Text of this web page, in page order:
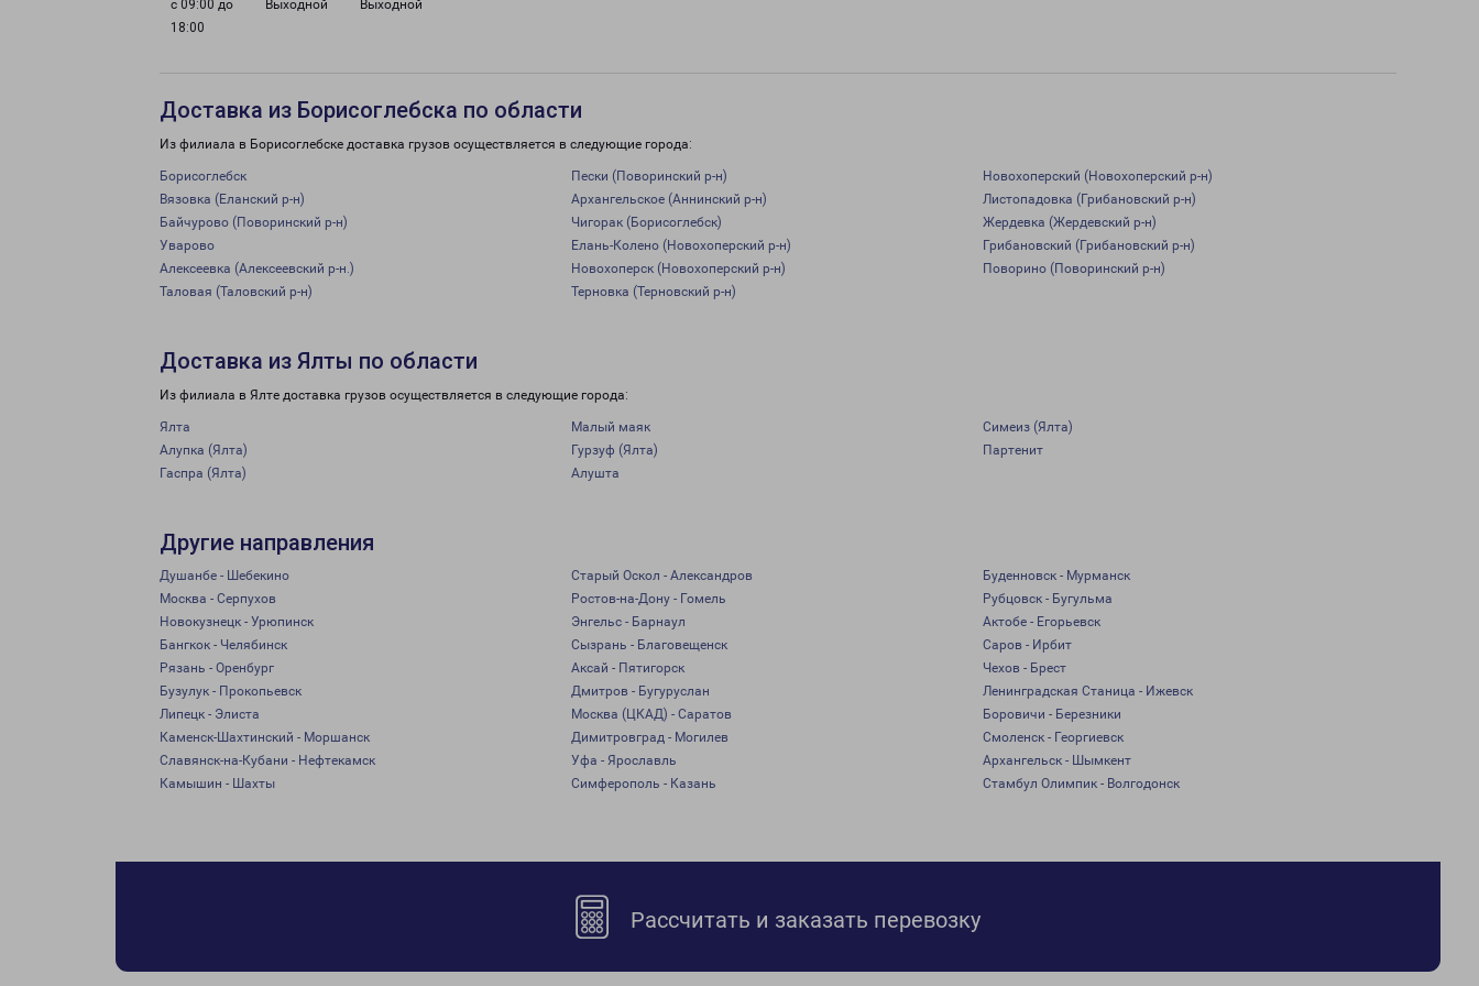
с 09:00 до
18:00
Выходной Выходной
Доставка из Борисоглебска по области
Из филиала в Борисоглебске доставка грузов осуществляется в следующие города:
Борисоглебск Пески (Поворинский р-н)
Новохоперский (Новохоперский р-н)
Вязовка (Еланский р-н)
Архангельское (Аннинский р-н)
Листопадовка (Грибановский р-н)
Байчурово (Поворинский р-н)
Чигорак (Борисоглебск)
Жердевка (Жердевский р-н)
Уварово
Елань-Колено (Новохоперский р-н)
Грибановский (Грибановский р-н)
Алексеевка (Алексеевский р-н.)
Новохоперск (Новохоперский р-н)
Поворино (Поворинский р-н)
Таловая (Таловский р-н)
Терновка (Терновский р-н)
Доставка из Ялты по области
Из филиала в Ялте доставка грузов осуществляется в следующие города:
Ялта Малый маяк
Симеиз (Ялта)
Алупка (Ялта)
Гурзуф (Ялта)
Партенит
Гаспра (Ялта)
Алушта
Другие направления
Душанбе - Шебекино Старый Оскол - Александров
Буденновск - Мурманск
Москва - Серпухов
Ростов-на-Дону - Гомель
Рубцовск - Бугульма
Новокузнецк - Урюпинск
Энгельс - Барнаул
Актобе - Егорьевск
Бангкок - Челябинск
Сызрань - Благовещенск
Саров - Ирбит
Рязань - Оренбург
Аксай - Пятигорск
Чехов - Брест
Бузулук - Прокопьевск
Дмитров - Бугуруслан
Ленинградская Станица - Ижевск
Липецк - Элиста
Москва (ЦКАД) - Саратов
Боровичи - Березники
Каменск-Шахтинский - Моршанск
Димитровград - Могилев
Смоленск - Георгиевск
Славянск-на-Кубани - Нефтекамск
Уфа - Ярославль
Архангельск - Шымкент
Камышин - Шахты
Симферополь - Казань Стамбул Олимпик - Волгодонск
Рассчитать и заказать перевозку